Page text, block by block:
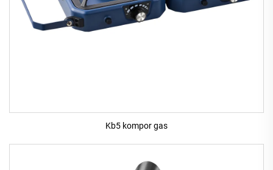
Kb5 kompor gas